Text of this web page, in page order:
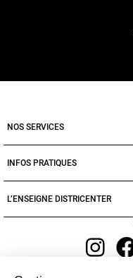
NOS SERVICES
INFOS PRATIQUES
L’ENSEIGNE DISTRICENTER